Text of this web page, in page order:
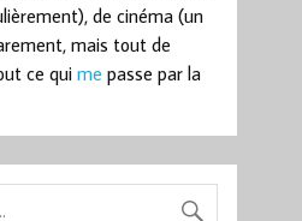
de cinéma (un
mais tout de
ce quime passe par la